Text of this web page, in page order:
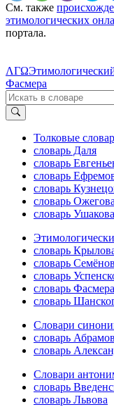
См. также
этимологических
портала.
ΛΓΩ
Фасмера
Толковые
словарь Даля
словарь
словарь
словарь
словарь Ожегова
словарь Ушакова
словарь
словарь
словарь
словарь Фасмера
словарь
Словари
словарь
словарь
Словари
словарь
словарь Львова